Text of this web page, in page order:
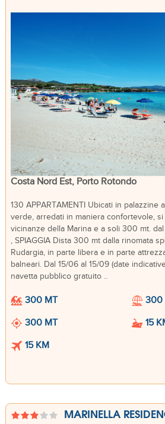
Costa Nord Est, Porto Rotondo
130 APPARTAMENTI Ubicati in palazzine
verde, arredati in maniera confortevole,
vicinanze della Marina e a soli 300 mt.
, SPIAGGIA Dista 300 mt dalla rinomata
Rudargia, in parte libera e in parte
balneari. Dal 15/06 al 15/09 (date
navetta pubblico gratuito ..
300 MT
300
300 MT
15
15 KM
MARINELLA